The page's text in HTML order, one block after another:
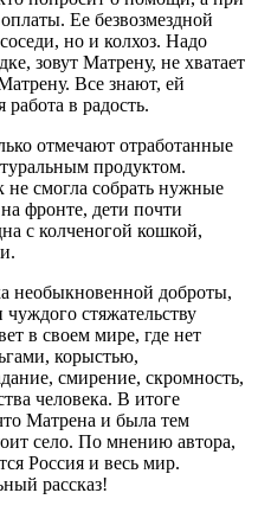
Ее безвозмездной
но и колхоз. Надо
зовут Матрену, не хватает
Все знают, ей
в радость.
отмечают отработанные
продуктом.
не смогла собрать нужные
фронте, дети почти
с колченогой кошкой,
необыкновенной доброты,
стяжательству
в своем мире, где нет
корыстью,
смирение, скромность,
человека. В итоге
Матрена и была тем
село. По мнению автора,
Россия и весь мир.
рассказ!